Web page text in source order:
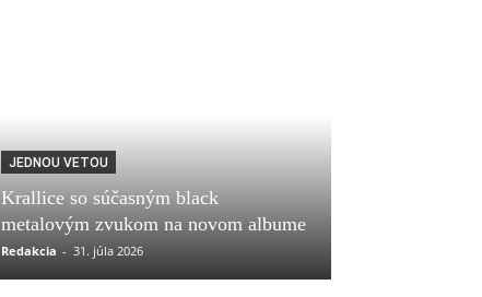
JEDNOU VETOU
Krallice so súčasným black
metalovým zvukom na novom albume
Redakcia - 31. júla 2026